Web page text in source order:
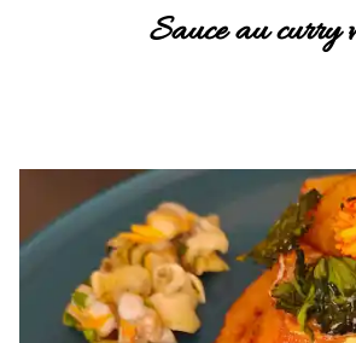
Sauce au curry